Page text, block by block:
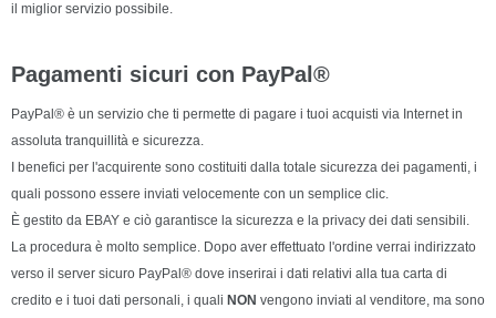
il miglior servizio possibile.
Pagamenti sicuri con PayPal®
PayPal® è un servizio che ti permette di pagare i tuoi acquisti via Internet in
assoluta tranquillità e sicurezza.
I benefici per l'acquirente sono costituiti dalla totale sicurezza dei pagamenti, i
quali possono essere inviati velocemente con un semplice clic.
È gestito da EBAY e ciò garantisce la sicurezza e la privacy dei dati sensibili.
La procedura è molto semplice. Dopo aver effettuato l'ordine verrai indirizzato
verso il server sicuro PayPal® dove inserirai i dati relativi alla tua carta di
credito e i tuoi dati personali, i quali NON vengono inviati al venditore, ma sono